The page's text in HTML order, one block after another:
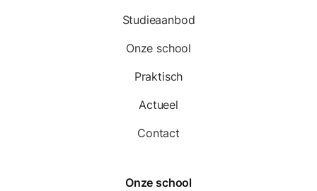
Studieaanbod
Onze school
Praktisch
Actueel
Contact
Onze school